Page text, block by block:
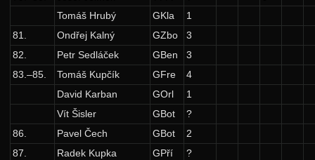
Tomáš Hrubý
GKla
1
81.
Ondřej Kalný GZbo
3
82.
Petr Sedláček GBen
3
83.–85.
Tomáš Kupčík GFre
4
David Karban
GOrl
1
Vít Šisler
GBot
?
86.
Pavel Čech GBot
2
87.
Radek Kupka GPří
?